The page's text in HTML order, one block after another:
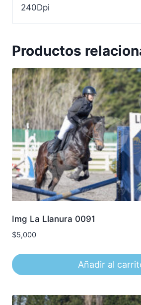
240Dpi
Productos
Img La Llanura 0091
$5,000
Añadir al